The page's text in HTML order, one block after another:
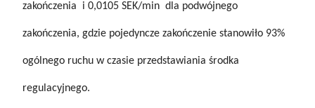
zakończenia i 0,0105 SEK/min dla podwójnego
zakończenia, gdzie pojedyncze zakończenie stanowiło 93%
ogólnego ruchu w czasie przedstawiania środka
regulacyjnego.